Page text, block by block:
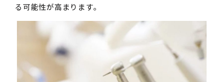
る可能性が高まります。